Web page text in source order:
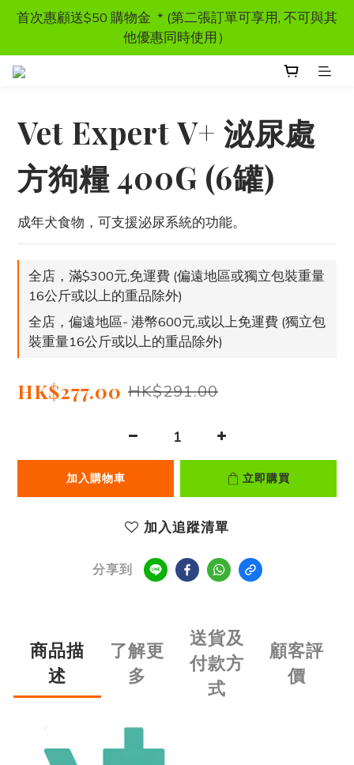
首次惠顧送$50 購物金  * (第二張訂單可享用, 不可與其
他優惠同時使用）
首次惠顧送$50 購物金  * (第二張訂單可享用, 不可與其
他優惠同時使用）
訂單滿HKD300 以上可享香港免運費
首次惠顧送$50 購物金  * (第二張訂單可享用, 不可與其
Vet Expert V+ 泌尿處
方狗糧 400G (6罐)
成年犬食物，可支援泌尿系統的功能。
全店，滿$300元,免運費 (偏遠地區或獨立包裝重量
16公斤或以上的重品除外)
全店，偏遠地區- 港幣600元,或以上免運費 (獨立包
裝重量16公斤或以上的重品除外)
HK$277.00 HK$291.00
加入購物車 立即購買
加入追蹤清單
分享到
商品描
述
了解更
多
送貨及
付款方
式
顧客評
價